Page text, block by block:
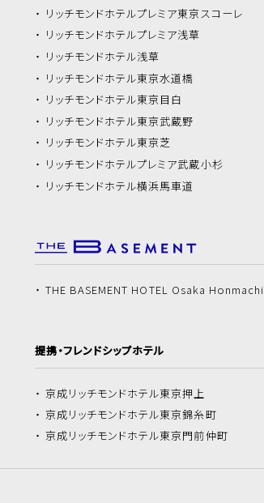
リッチモンドホテルプレミア東京スコーレ
リッチモンドホテルプレミア浅草
リッチモンドホテル浅草
リッチモンドホテル東京水道橋
リッチモンドホテル東京目白
リッチモンドホテル東京武蔵野
リッチモンドホテル東京芝
リッチモンドホテルプレミア武蔵小杉
リッチモンドホテル横浜馬車道
THE BASEMENT HOTEL Osaka Honmachi
提携・フレンドシップホテル
京成リッチモンドホテル東京押上
京成リッチモンドホテル東京錦糸町
京成リッチモンドホテル東京門前仲町